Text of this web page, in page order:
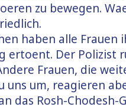
zu bewegen.
haben alle Frauen
ertoent. Der Polizist
Frauen, die
uns um, reagieren
das Rosh-Chodesh-